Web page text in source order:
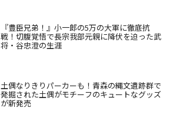
『豊臣兄弟！』小一郎の5万の大軍に徹底抗
戦！切腹覚悟で長宗我部元親に降伏を迫った武
将・谷忠澄の生涯
土偶なりきりパーカーも！青森の縄文遺跡群で
発掘された土偶がモチーフのキュートなグッズ
が新発売